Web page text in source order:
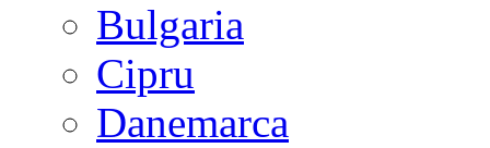
Bulgaria
Cipru
Danemarca